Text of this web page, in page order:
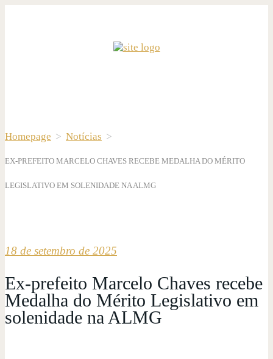
Homepage > Notícias >
EX-PREFEITO MARCELO CHAVES RECEBE MEDALHA DO MÉRITO
LEGISLATIVO EM SOLENIDADE NA ALMG
18 de setembro de 2025
Ex-prefeito Marcelo Chaves recebe
Medalha do Mérito Legislativo em
solenidade na ALMG